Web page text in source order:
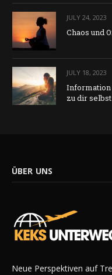
JULY 24, 2023
Chaos und
JULY 18, 2023
Information
zu dir selbst
ÜBER UNS
Neue Perspektiven auf